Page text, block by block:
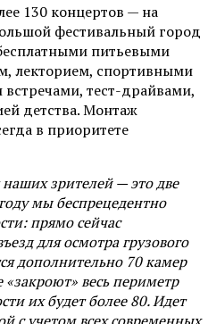
130 концертов — на
фестивальный город
питьевыми
лекторием, спортивными
тест-драйвами,
детства. Монтаж
в приоритете
зрителей — это две
мы беспрецедентно
прямо сейчас
для осмотра грузового
дополнительно 70 камер
весь периметр
их будет более 80. Идет